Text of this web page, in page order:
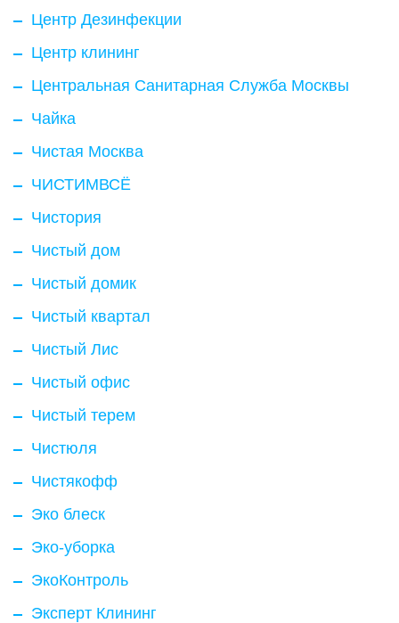
Центр Дезинфекции
Центр клининг
Центральная Санитарная Служба Москвы
Чайка
Чистая Москва
ЧИСТИМВСЁ
Чистория
Чистый дом
Чистый домик
Чистый квартал
Чистый Лис
Чистый офис
Чистый терем
Чистюля
Чистякофф
Эко блеск
Эко-уборка
ЭкоКонтроль
Эксперт Клининг